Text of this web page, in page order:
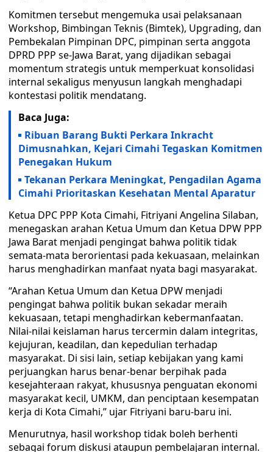
Komitmen tersebut mengemuka usai pelaksanaan
Workshop, Bimbingan Teknis (Bimtek), Upgrading, dan
Pembekalan Pimpinan DPC, pimpinan serta anggota
DPRD PPP se-Jawa Barat, yang dijadikan sebagai
momentum strategis untuk memperkuat konsolidasi
internal sekaligus menyusun langkah menghadapi
kontestasi politik mendatang.
Baca Juga:
Ribuan Barang Bukti Perkara Inkracht
Dimusnahkan, Kejari Cimahi Tegaskan Komitmen
Penegakan Hukum
Tekanan Perkara Meningkat, Pengadilan Agama
Cimahi Prioritaskan Kesehatan Mental Aparatur
Ketua DPC PPP Kota Cimahi, Fitriyani Angelina Silaban,
menegaskan arahan Ketua Umum dan Ketua DPW PPP
Jawa Barat menjadi pengingat bahwa politik tidak
semata-mata berorientasi pada kekuasaan, melainkan
harus menghadirkan manfaat nyata bagi masyarakat.
“Arahan Ketua Umum dan Ketua DPW menjadi
pengingat bahwa politik bukan sekadar meraih
kekuasaan, tetapi menghadirkan kebermanfaatan.
Nilai-nilai keislaman harus tercermin dalam integritas,
kejujuran, keadilan, dan kepedulian terhadap
masyarakat. Di sisi lain, setiap kebijakan yang kami
perjuangkan harus benar-benar berpihak pada
kesejahteraan rakyat, khususnya penguatan ekonomi
masyarakat kecil, UMKM, dan penciptaan kesempatan
kerja di Kota Cimahi,” ujar Fitriyani baru-baru ini.
Menurutnya, hasil workshop tidak boleh berhenti
sebagai forum diskusi ataupun pembelajaran internal.